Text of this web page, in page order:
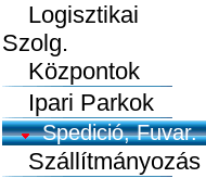
Logisztikai
Szolg.
Központok
Ipari Parkok
Spedició, Fuvar.
Szállítmányozás